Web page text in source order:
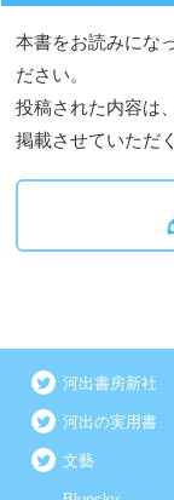
本書をお読みにな
ださい。
投稿された内容は
掲載させていただ
河出書房新社
河出の実用書
文藝